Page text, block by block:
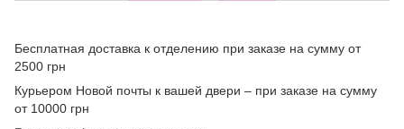
Бесплатная доставка к отделению при заказе на сумму от
2500 грн
Курьером Новой почты к вашей двери – при заказе на сумму
от 10000 грн